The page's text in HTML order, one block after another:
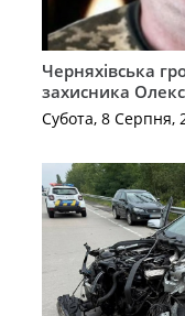
Черняхівська
захисника
Субота, 8 Серпня,